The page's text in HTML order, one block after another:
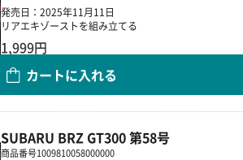
発売日：2025年11月11日
リアエキゾーストを組み立てる
1,999円
カートに入れる
SUBARU BRZ GT300 第58号
商品番号1009810058000000